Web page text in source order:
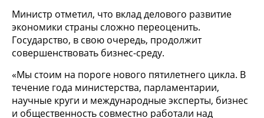
Министр отметил, что вклад делового развитие
экономики страны сложно переоценить.
Государство, в свою очередь, продолжит
совершенствовать бизнес-среду.
«Мы стоим на пороге нового пятилетнего цикла. В
течение года министерства, парламентарии,
научные круги и международные эксперты, бизнес
и общественность совместно работали над